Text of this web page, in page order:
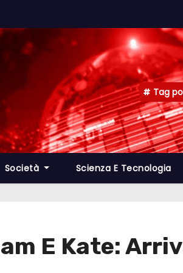
Tag
Società Scienza E Tecnologia
E Kate: